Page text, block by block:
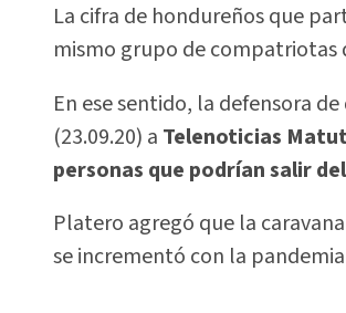
La cifra de hondureños que
mismo grupo de compatriotas
En ese sentido, la defensora
(23.09.20) a Telenoticias
personas que podrían salir
Platero agregó que la
se incrementó con la